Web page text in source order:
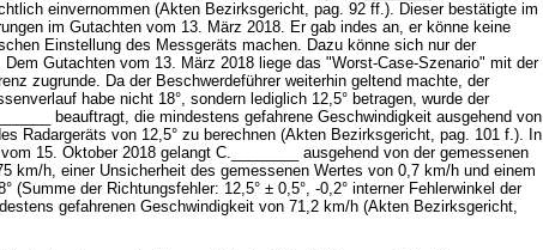
einvernommen (Akten Bezirksgericht, pag. 92 ff.). Dieser bestätigte im
im Gutachten vom 13. März 2018. Er gab indes an, er könne keine
Einstellung des Messgeräts machen. Dazu könne sich nur der
Dem Gutachten vom 13. März 2018 liege das "Worst-Case-Szenario" mit der
zugrunde. Da der Beschwerdeführer weiterhin geltend machte, der
habe nicht 18°, sondern lediglich 12,5° betragen, wurde der
beauftragt, die mindestens gefahrene Geschwindigkeit ausgehend von
Radargeräts von 12,5° zu berechnen (Akten Bezirksgericht, pag. 101 f.). In
15. Oktober 2018 gelangt C.________ ausgehend von der gemessenen
km/h, einer Unsicherheit des gemessenen Wertes von 0,7 km/h und einem
(Summe der Richtungsfehler: 12,5° ± 0,5°, -0,2° interner Fehlerwinkel der
gefahrenen Geschwindigkeit von 71,2 km/h (Akten Bezirksgericht,